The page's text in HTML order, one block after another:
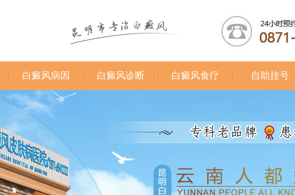
白癜风病因 白癜风诊断 白癜风食疗 自助挂号